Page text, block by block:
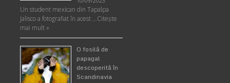
Un student mexican din Tapalpa
Jalisco a fotografiat în acest …Citește
mai mult »
O fosilă de
papagal
descoperită în
Scandinavia